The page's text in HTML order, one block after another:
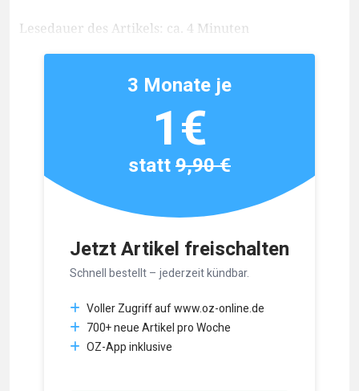
Lesedauer des Artikels: ca. 4 Minuten
Jetzt Artikel freischalten
Schnell bestellt – jederzeit kündbar.
Voller Zugriff auf www.oz-online.de
700+ neue Artikel pro Woche
OZ-App inklusive
3 Monate je
1€
statt9,90 €